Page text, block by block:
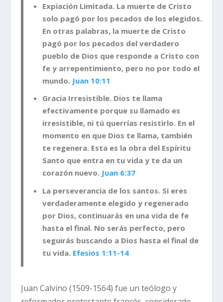
Expiación Limitada. La muerte de Cristo
solo pagó por los pecados de los elegidos.
En otras palabras, la muerte de Cristo
pagó por los pecados del verdadero
pueblo de Dios que responde a Cristo con
fe y arrepentimiento, pero no por todo el
mundo. Juan 10:11
Gracia Irresistible. Dios te llama
efectivamente porque su llamado es
irresistible, ni tú querrías resistirlo. En el
momento en que Dios te llama, también
te regenera. Esta es la obra del Espíritu
Santo que entra en tu vida y te da un
corazón nuevo. Juan 6:37
La perseverancia de los santos. Si eres
verdaderamente elegido y regenerado
por Dios, continuarás en una vida de fe
hasta el final. No serás perfecto, pero
seguirás buscando a Dios hasta el final de
tu vida. Efesios 1:11-14
Juan Calvino (1509-1564) fue un teólogo y